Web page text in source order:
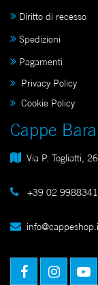
Diritto di recesso
Spedizioni
Pagamenti
Privacy Policy
Cookie Policy
Cappe
Via P. Togliatti,
+39 02 9988341
Facebook